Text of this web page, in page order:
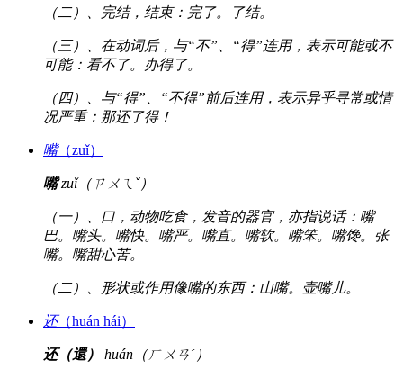
（二）、完结，结束：完了。了结。
（三）、在动词后，与“不”、“得”连用，表示可能或不
可能：看不了。办得了。
（四）、与“得”、“不得”前后连用，表示异乎寻常或情
况严重：那还了得！
嘴（zuǐ）
嘴zuǐ（ㄗㄨㄟˇ）
（一）、口，动物吃食，发音的器官，亦指说话：嘴
巴。嘴头。嘴快。嘴严。嘴直。嘴软。嘴笨。嘴馋。张
嘴。嘴甜心苦。
（二）、形状或作用像嘴的东西：山嘴。壶嘴儿。
还（huán hái）
还（還） huán（ㄏㄨㄢˊ）